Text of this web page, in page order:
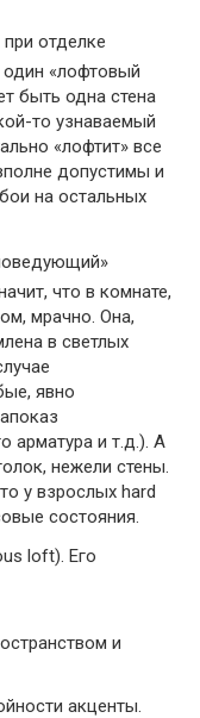
отделке
один «лофтовый
быть одна стена
то узнаваемый
«лофтит» все
допустимы и
на остальных
что в комнате,
мрачно. Она,
в светлых
явно
арматура и т.д.). А
нежели стены.
у взрослых hard
состояния.
loft). Его
и
акценты.